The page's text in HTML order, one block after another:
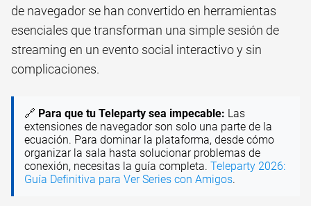
de navegador se han convertido en herramientas
esenciales que transforman una simple sesión de
streaming en un evento social interactivo y sin
complicaciones.
🔗 Para que tu Teleparty sea impecable: Las
extensiones de navegador son solo una parte de la
ecuación. Para dominar la plataforma, desde cómo
organizar la sala hasta solucionar problemas de
conexión, necesitas la guía completa. Teleparty 2026:
Guía Definitiva para Ver Series con Amigos.